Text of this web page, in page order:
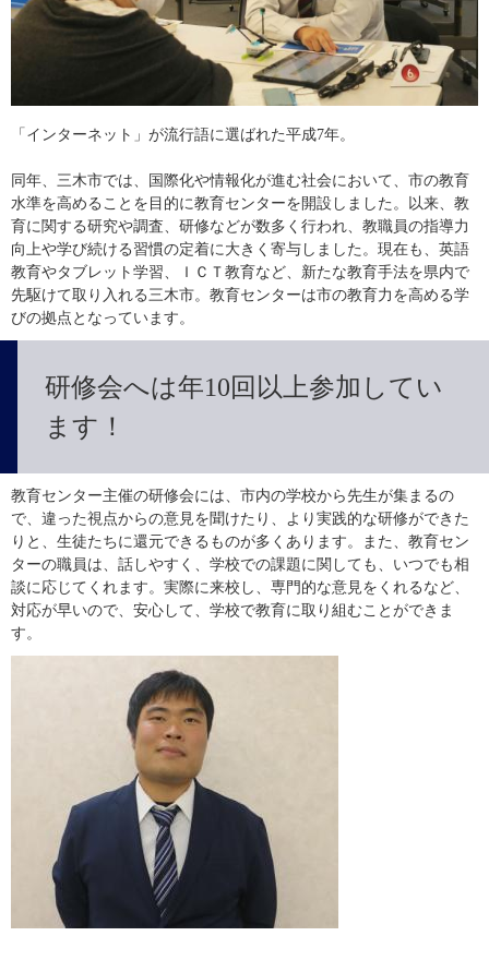
「インターネット」が流行語に選ばれた平成7年。
同年、三木市では、国際化や情報化が進む社会において、市の教育
水準を高めることを目的に教育センターを開設しました。以来、教
育に関する研究や調査、研修などが数多く行われ、教職員の指導力
向上や学び続ける習慣の定着に大きく寄与しました。現在も、英語
教育やタブレット学習、ＩＣＴ教育など、新たな教育手法を県内で
先駆けて取り入れる三木市。教育センターは市の教育力を高める学
びの拠点となっています。
研修会へは年10回以上参加してい
ます！
教育センター主催の研修会には、市内の学校から先生が集まるの
で、違った視点からの意見を聞けたり、より実践的な研修ができた
りと、生徒たちに還元できるものが多くあります。また、教育セン
ターの職員は、話しやすく、学校での課題に関しても、いつでも相
談に応じてくれます。実際に来校し、専門的な意見をくれるなど、
対応が早いので、安心して、学校で教育に取り組むことができま
す。